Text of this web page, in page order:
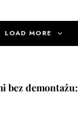
LOAD MORE
bez demontażu: